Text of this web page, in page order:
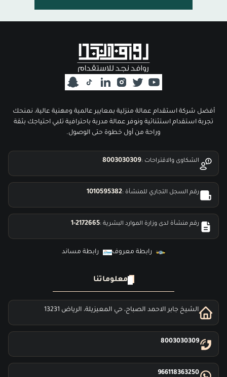
أفضل شركة استقدام عمالة منزلية بمعايير عالمية ومهنية عالية، نمنحك
تجربة استقدام استثنائية ونوفر عمالة مدربة باحترافية تلبي احتياجك بثقة
وراحة من أول خطوة حتى الوصول.
الشكاوى والاقتراحات :8003030309
رقم السجل التجاري للمنشأة :1010595382
رقم منشأة لدى وزارة الموارد البشرية :1-2172665
رابطة معروف رابطة مساند
معلوماتنا
الشيخ جابر الاحمد الصباح، حي المعيزيلة، الرياض 13231
8003030309
966118363250